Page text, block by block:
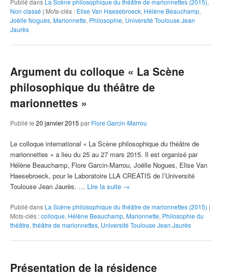
Non classé | Mots-clés : Elise Van Haesebroeck, Hélène Beauchamp,
Joëlle Noguès, Marionnette, Philosophie, Université Toulouse Jean
Jaurès
Argument du colloque « La Scène
philosophique du théâtre de
marionnettes »
Publié le 20 janvier 2015 par Flore Garcin-Marrou
Le colloque international « La Scène philosophique du théâtre de
marionnettes » a lieu du 25 au 27 mars 2015. Il est organisé par
Hélène Beauchamp, Flore Garcin-Marrou, Joëlle Nogues, Elise Van
Haesebroeck, pour le Laboratoire LLA CREATIS de l’Université
Toulouse Jean Jaurès. … Lire la suite →
Publié dans La Scène philosophique du théâtre de marionnettes (2015) |
Mots-clés :colloque, Hélène Beauchamp, Marionnette, Philosophie du
théâtre, théâtre de marionnettes, Université Toulouse Jean Jaurès
Présentation de la résidence